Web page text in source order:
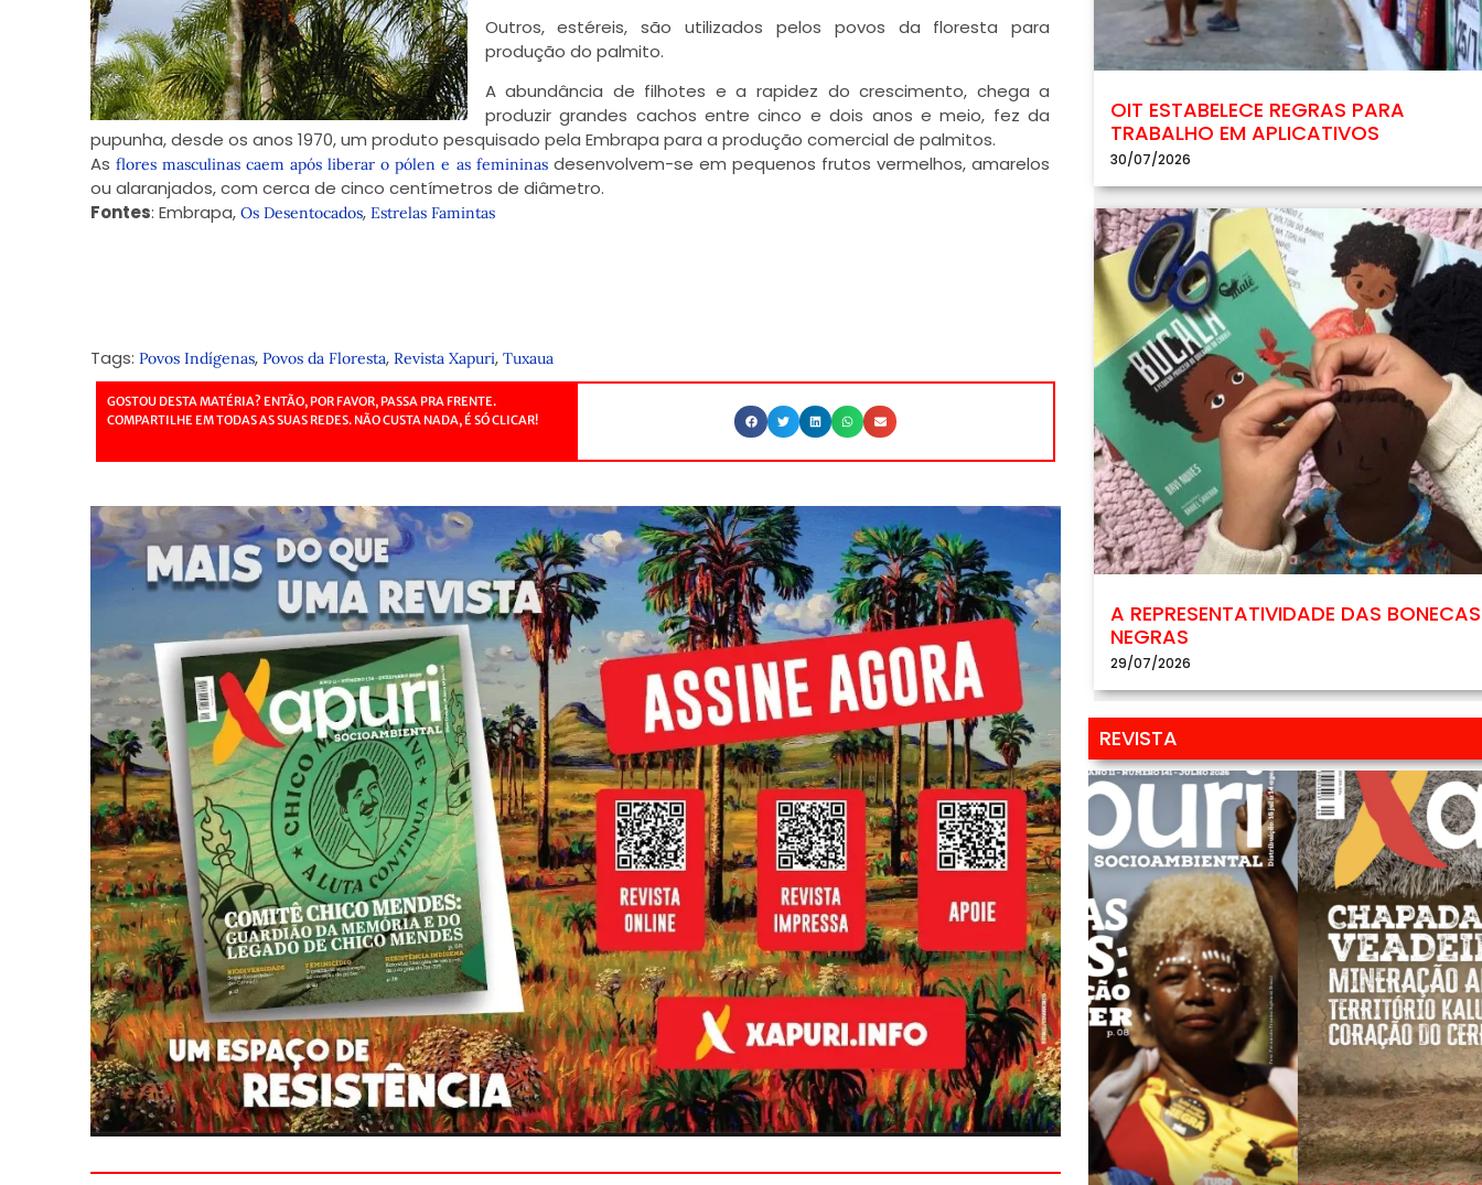
Outros, estéreis, são utilizados pelos povos da floresta para
produção do palmito.
A abundância de filhotes e a rapidez do crescimento, chega a
produzir grandes cachos entre cinco e dois anos e meio, fez da
pupunha, desde os anos 1970, um produto pesquisado pela Embrapa para a produção comercial de palmitos.
As flores masculinas caem após liberar o pólen e as femininasdesenvolvem-se em pequenos frutos vermelhos, amarelos
ou alaranjados, com cerca de cinco centímetros de diâmetro.
Fontes: Embrapa, Os Desentocados, Estrelas Famintas
Tags: Povos Indígenas, Povos da Floresta, Revista Xapuri, Tuxaua
GOSTOU DESTA MATÉRIA? ENTÃO, POR FAVOR, PASSA PRA FRENTE.
COMPARTILHE EM TODAS AS SUAS REDES. NÃO CUSTA NADA, É SÓ CLICAR!
OIT ESTABELECE REGRAS PARA
TRABALHO EM APLICATIVOS
30/07/2026
A REPRESENTATIVIDADE DAS BONECAS
NEGRAS
29/07/2026
REVISTA